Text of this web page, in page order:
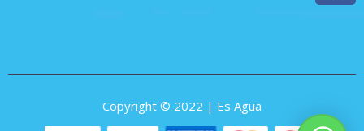
Copyright © 2022 | Es Agua